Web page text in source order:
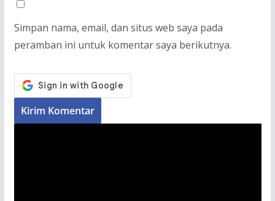
Simpan nama, email, dan situs web saya pada
peramban ini untuk komentar saya berikutnya.